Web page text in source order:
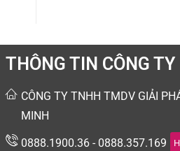
THÔNG TIN CÔNG TY
CÔNG TY TNHH TMDV GIẢI
MINH
0888.1900.36 - 0888.357.169